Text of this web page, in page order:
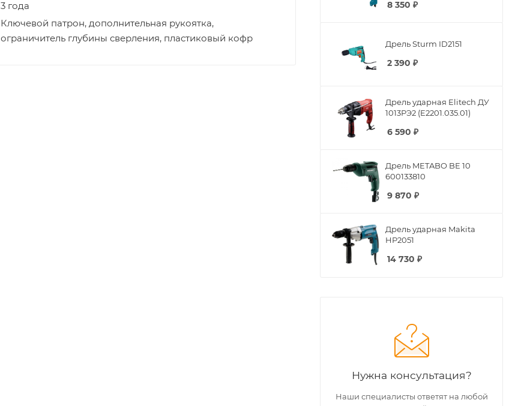
3 года
Ключевой патрон, дополнительная рукоятка,
ограничитель глубины сверления, пластиковый кофр
8 350 ₽
Дрель Sturm ID2151
2 390 ₽
Дрель ударная Elitech ДУ
1013РЭ2 (E2201.035.01)
6 590 ₽
Дрель METABO BE 10
600133810
9 870 ₽
Дрель ударная Makita
HP2051
14 730 ₽
Нужна консультация?
Наши специалисты ответят на любой